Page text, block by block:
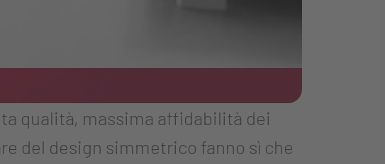
qualità, massima affidabilità dei
del design simmetrico fanno sì che